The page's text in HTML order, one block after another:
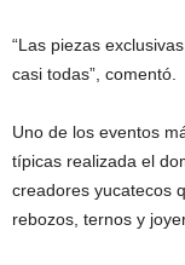
“Las piezas
casi todas”, comentó.
Uno de los eventos
típicas realizada el
creadores yucatecos
rebozos, ternos y